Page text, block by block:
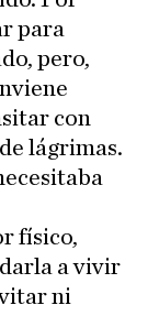
para
pero,
con
lágrimas.
físico,
a vivir
ni